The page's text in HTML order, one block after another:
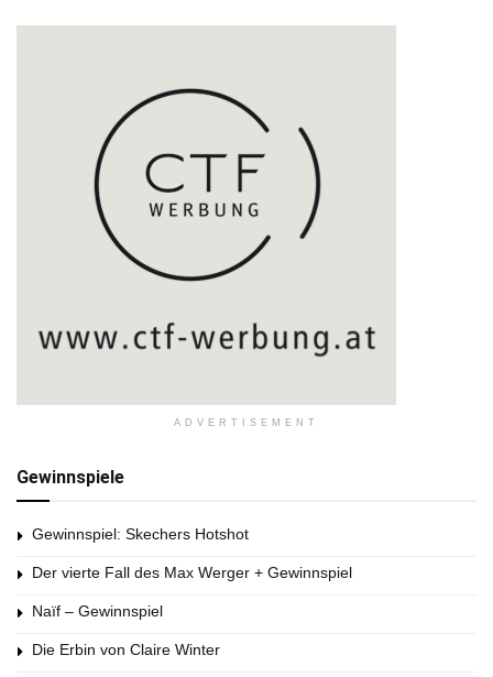
ADVERTISEMENT
Gewinnspiele
Gewinnspiel: Skechers Hotshot
Der vierte Fall des Max Werger + Gewinnspiel
Naïf – Gewinnspiel
Die Erbin von Claire Winter